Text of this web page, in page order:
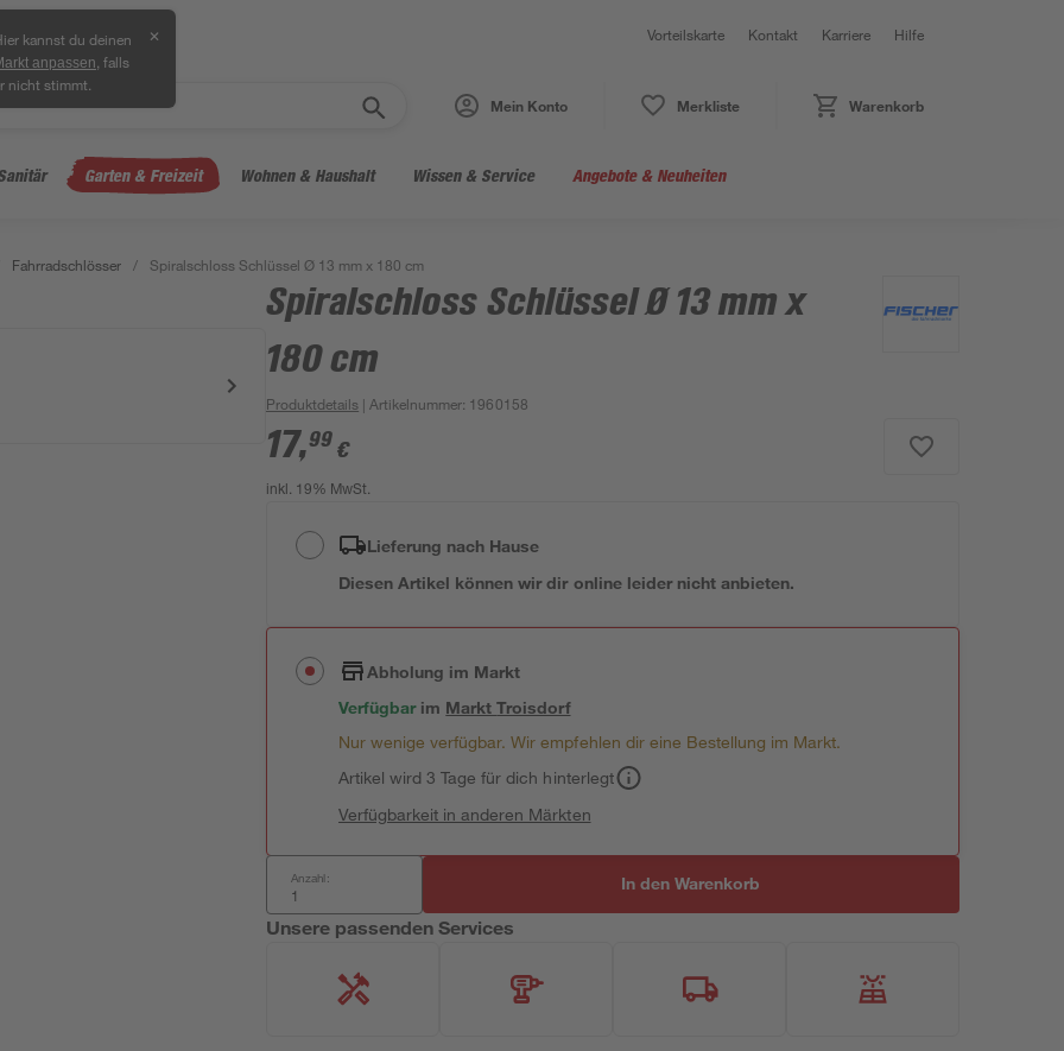
kannst du deinen
anpassen , falls
nicht stimmt.
✕ Vorteilskarte Kontakt Karriere Hilfe
Mein Konto Merkliste Warenkorb
Garten & Freizeit Wohnen & Haushalt Wissen & Service Angebote & Neuheiten
Fahrradschlösser / Spiralschloss Schlüssel Ø 13 mm x 180 cm
Spiralschloss Schlüssel Ø 13 mm x
180 cm
Produktdetails | Artikelnummer: 1960158
17,99 €
inkl. 19% MwSt.
Lieferung nach Hause
Diesen Artikel können wir dir online leider nicht anbieten.
Abholung im Markt
Verfügbar im MarktTroisdorf
Nur wenige verfügbar. Wir empfehlen dir eine Bestellung im Markt.
Artikel wird 3 Tage für dich hinterlegt
Verfügbarkeit in anderen Märkten
Anzahl: In den Warenkorb
Unsere passenden Services